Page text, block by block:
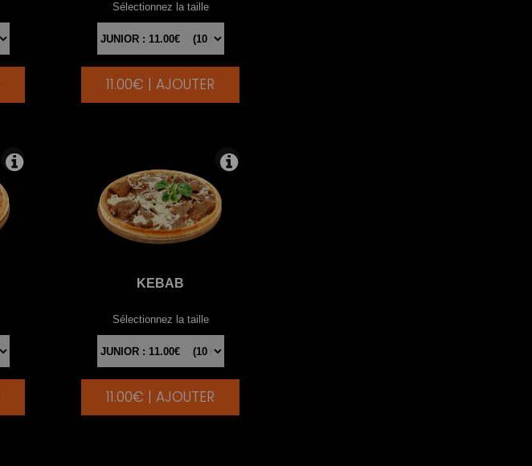
Sélectionnez la taille
|
11.00€ | AJOUTER
KEBAB
Sélectionnez la taille
|
11.00€ | AJOUTER